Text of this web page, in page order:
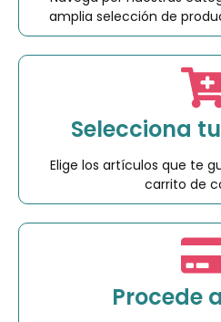
amplia selección de
Selecciona
Elige los artículos que te
carrito de
Procede